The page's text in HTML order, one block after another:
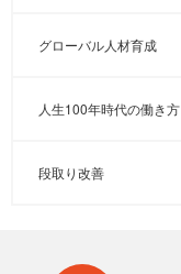
グローバル人材育成
人生100年時代の働き方
段取り改善